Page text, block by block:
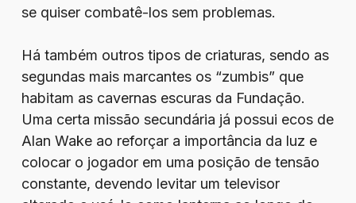
se quiser combatê-los sem problemas.
Há também outros tipos de criaturas, sendo as
segundas mais marcantes os “zumbis” que
habitam as cavernas escuras da Fundação.
Uma certa missão secundária já possui ecos de
Alan Wake ao reforçar a importância da luz e
colocar o jogador em uma posição de tensão
constante, devendo levitar um televisor